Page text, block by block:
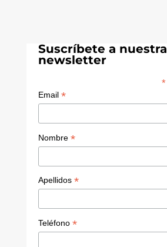
r
e
dI
T
u
e
C
n
el
Suscríbete a nuestra
newsletter
*
Email *
Nombre *
Apellidos *
Teléfono *